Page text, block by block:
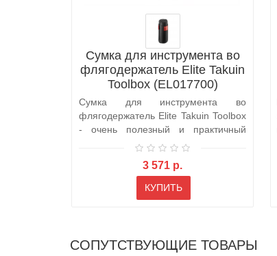
Сумка для инструмента во
флягодержатель Elite Takuin
Toolbox (EL017700)
Сумка для инструмента во
флягодержатель Elite Takuin Toolbox
- очень полезный и практичный
3 571 р.
КУПИТЬ
СОПУТСТВУЮЩИЕ ТОВАРЫ